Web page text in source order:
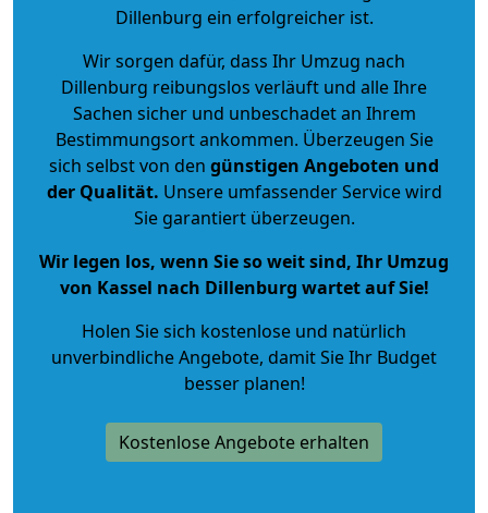
Dillenburg ein erfolgreicher ist.
Wir sorgen dafür, dass Ihr Umzug nach
Dillenburg reibungslos verläuft und alle Ihre
Sachen sicher und unbeschadet an Ihrem
Bestimmungsort ankommen. Überzeugen Sie
sich selbst von den günstigen Angeboten und
der Qualität. Unsere umfassender Service wird
Sie garantiert überzeugen.
Wir legen los, wenn Sie so weit sind, Ihr Umzug
von Kassel nach Dillenburg wartet auf Sie!
Holen Sie sich kostenlose und natürlich
unverbindliche Angebote, damit Sie Ihr Budget
besser planen!
Kostenlose Angebote erhalten